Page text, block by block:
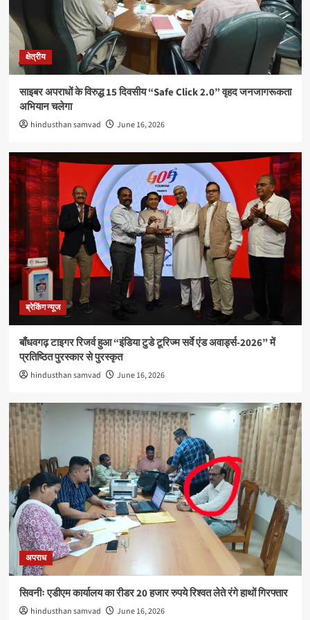
ब्रेकिंग न्यूज
बाँधवगढ़ टाइगर रिजर्व हुआ “इंडिया टुडे टूरिज्म सर्वे एंड
अवार्ड्स-2026” में प्रतिष्ठित पुरस्कार से पुरस्कृत
सिवनीः एडीएम कार्यालय का रीडर 20 हजार रुपये रिश्वत लेते रंगे
5
क्षेत्रीय
राधिका टाउन फेज-2 का शुभारंभ, आधुनिक सुविधाओं के साथ
मिलेगा सपनों के घर का अवसर
क्षेत्रीय
साइबर अपराधों के विरुद्ध 15 दिवसीय “Safe Click 2.0” वृहद जनजागरूकता
अभियान चलेगा
hindusthan samvad June 16, 2026
ब्रेकिंग न्यूज
बाँधवगढ़ टाइगर रिजर्व हुआ “इंडिया टुडे टूरिज्म सर्वे एंड अवार्ड्स-2026” में
प्रतिष्ठित पुरस्कार से पुरस्कृत
hindusthan samvad June 16, 2026
अपराध
सिवनीः एडीएम कार्यालय का रीडर 20 हजार रुपये रिश्वत लेते रंगे हाथों गिरफ्तार
hindusthan samvad June 16, 2026